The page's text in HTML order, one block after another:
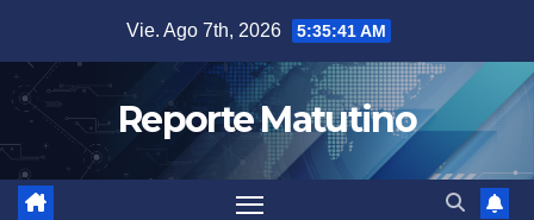
contenido
Vie. Ago 7th, 2026 5:35:42 AM
Reporte Matutino